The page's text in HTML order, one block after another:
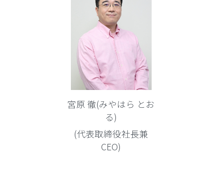
宮原 徹(みやはら とお
る)
(代表取締役社長兼
CEO)